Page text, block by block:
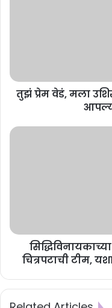
तुझं प्रेम वेडं, मला
चित्रपटाची टीम,